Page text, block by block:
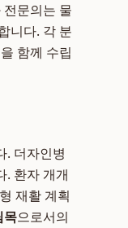
문의는 물
니다. 각 분
함께 수립
. 더자인병
. 환자 개개
재활 계획
목으로서의